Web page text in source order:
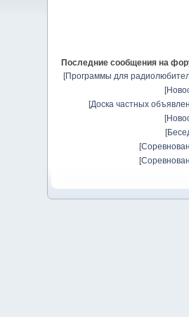
Последние сообщения на
[Программы для
[
[Доска частных
[
[
[
[